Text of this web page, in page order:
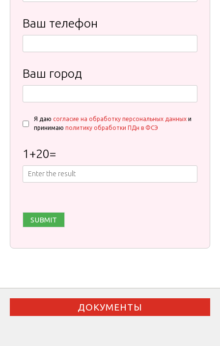
Ваш телефон
Ваш город
Я даю согласие на обработку персональных данных и
принимаю политику обработки ПДн в ФСЭ
1 +20=
ДОКУМЕНТЫ